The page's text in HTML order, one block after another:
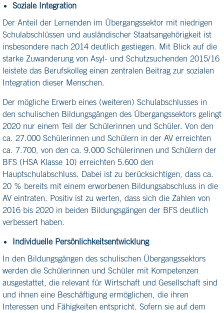
Soziale Integration
Der Anteil der Lernenden im Übergangssektor mit niedrigen
Schulabschlüssen und ausländischer Staatsangehörigkeit ist
insbesondere nach 2014 deutlich gestiegen. Mit Blick auf die
starke Zuwanderung von Asyl- und Schutzsuchenden 2015/16
leistete das Berufskolleg einen zentralen Beitrag zur sozialen
Integration dieser Menschen.
Der mögliche Erwerb eines (weiteren) Schulabschlusses in
den schulischen Bildungsgängen des Übergangssektors gelingt
2020 nur einem Teil der Schülerinnen und Schüler. Von den
ca. 27.000 Schülerinnen und Schülern in der AV erreichten
ca. 7.700, von den ca. 9.000 Schülerinnen und Schülern der
BFS (HSA Klasse 10) erreichten 5.600 den
Hauptschulabschluss. Dabei ist zu berücksichtigen, dass ca.
20 % bereits mit einem erworbenen Bildungsabschluss in die
AV eintraten. Positiv ist zu werten, dass sich die Zahlen von
2016 bis 2020 in beiden Bildungsgängen der BFS deutlich
verbessert haben.
Individuelle Persönlichkeitsentwicklung
In den Bildungsgängen des schulischen Übergangssektors
werden die Schülerinnen und Schüler mit Kompetenzen
ausgestattet, die relevant für Wirtschaft und Gesellschaft sind
und ihnen eine Beschäftigung ermöglichen, die ihren
Interessen und Fähigkeiten entspricht. Sofern sie auf dem